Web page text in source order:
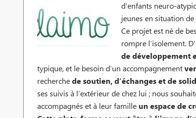
d’enfants neuro-
jeunes en situation
Ce projet est né de
rompre l’isolement.
de développement
typique, et le besoin d’un accompagnement
recherchede soutien, d’échanges et de
ses suivis à l’extérieur de chez lui ; nous
accompagnés et à leur famille un espace de